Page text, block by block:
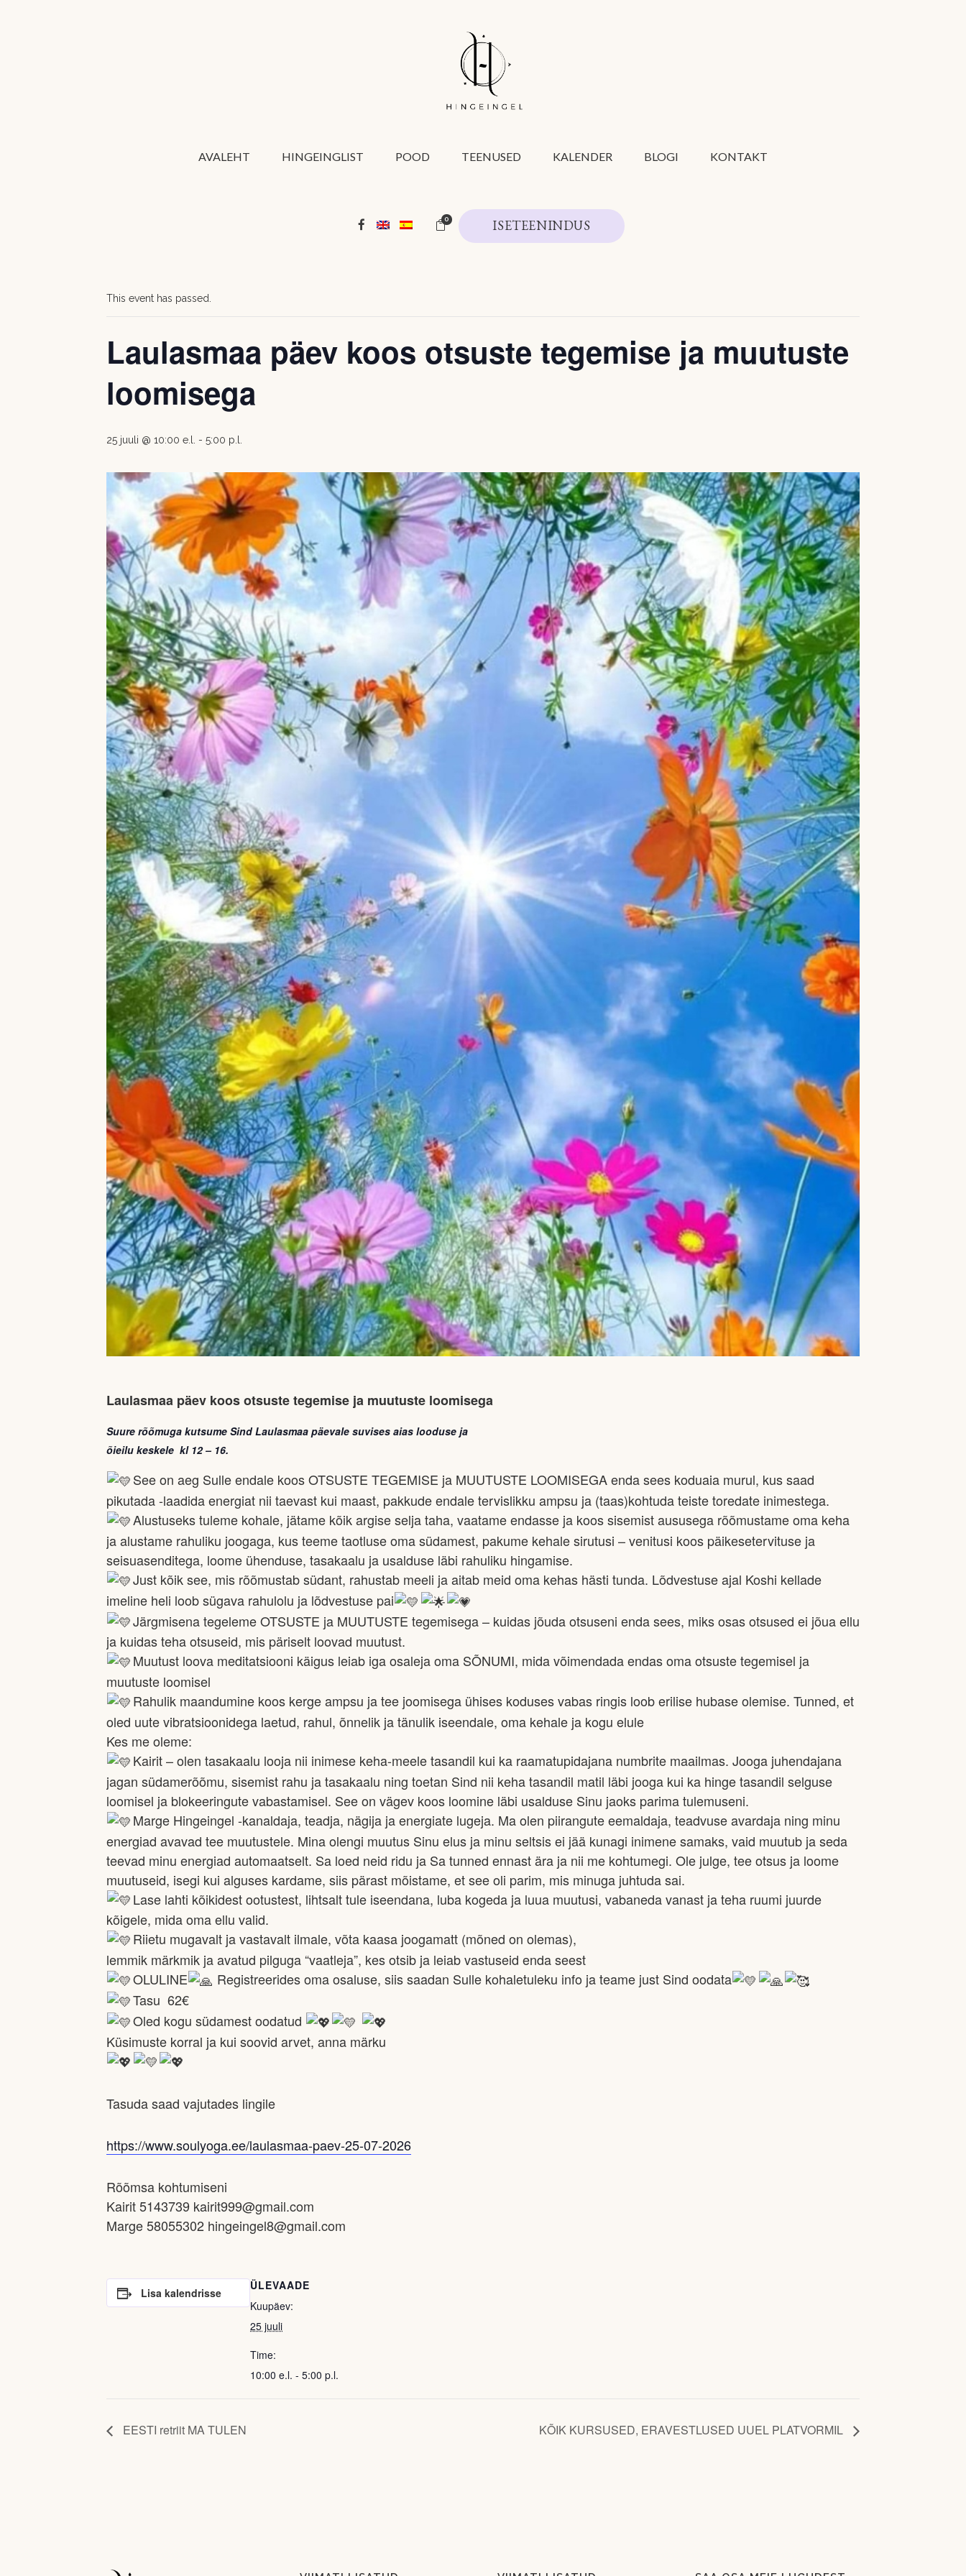
AVALEHT HINGEINGLIST POOD TEENUSED KALENDER BLOGI KONTAKT
0 ISETEENINDUS
This event has passed.
Laulasmaa päev koos otsuste tegemise ja muutuste
loomisega
25 juuli @ 10:00 e.l. - 5:00 p.l.
Laulasmaa päev koos otsuste tegemise ja muutuste loomisega
Suure rõõmuga kutsume Sind Laulasmaa päevale suvises aias looduse ja
õieilu keskele kl 12 – 16.
See on aeg Sulle endale koos OTSUSTE TEGEMISE ja MUUTUSTE LOOMISEGA enda sees koduaia murul, kus saad
pikutada -laadida energiat nii taevast kui maast, pakkude endale tervislikku ampsu ja (taas)kohtuda teiste toredate inimestega.
Alustuseks tuleme kohale, jätame kõik argise selja taha, vaatame endasse ja koos sisemist aususega rõõmustame oma keha
ja alustame rahuliku joogaga, kus teeme taotluse oma südamest, pakume kehale sirutusi – venitusi koos päikesetervituse ja
seisuasenditega, loome ühenduse, tasakaalu ja usalduse läbi rahuliku hingamise.
Just kõik see, mis rõõmustab südant, rahustab meeli ja aitab meid oma kehas hästi tunda. Lõdvestuse ajal Koshi kellade
imeline heli loob sügava rahulolu ja lõdvestuse pai
Järgmisena tegeleme OTSUSTE ja MUUTUSTE tegemisega – kuidas jõuda otsuseni enda sees, miks osas otsused ei jõua ellu
ja kuidas teha otsuseid, mis päriselt loovad muutust.
Muutust loova meditatsiooni käigus leiab iga osaleja oma SÕNUMI, mida võimendada endas oma otsuste tegemisel ja
muutuste loomisel
Rahulik maandumine koos kerge ampsu ja tee joomisega ühises koduses vabas ringis loob erilise hubase olemise. Tunned, et
oled uute vibratsioonidega laetud, rahul, õnnelik ja tänulik iseendale, oma kehale ja kogu elule
Kes me oleme:
Kairit – olen tasakaalu looja nii inimese keha-meele tasandil kui ka raamatupidajana numbrite maailmas. Jooga juhendajana
jagan südamerõõmu, sisemist rahu ja tasakaalu ning toetan Sind nii keha tasandil matil läbi jooga kui ka hinge tasandil selguse
loomisel ja blokeeringute vabastamisel. See on vägev koos loomine läbi usalduse Sinu jaoks parima tulemuseni.
Marge Hingeingel -kanaldaja, teadja, nägija ja energiate lugeja. Ma olen piirangute eemaldaja, teadvuse avardaja ning minu
energiad avavad tee muutustele. Mina olengi muutus Sinu elus ja minu seltsis ei jää kunagi inimene samaks, vaid muutub ja seda
teevad minu energiad automaatselt. Sa loed neid ridu ja Sa tunned ennast ära ja nii me kohtumegi. Ole julge, tee otsus ja loome
muutuseid, isegi kui alguses kardame, siis pärast mõistame, et see oli parim, mis minuga juhtuda sai.
Lase lahti kõikidest ootustest, lihtsalt tule iseendana, luba kogeda ja luua muutusi, vabaneda vanast ja teha ruumi juurde
kõigele, mida oma ellu valid.
Riietu mugavalt ja vastavalt ilmale, võta kaasa joogamatt (mõned on olemas),
lemmik märkmik ja avatud pilguga “vaatleja”, kes otsib ja leiab vastuseid enda seest
OLULINE
Registreerides oma osaluse, siis saadan Sulle kohaletuleku info ja teame just Sind oodata
Tasu 62€
Oled kogu südamest oodatud
Küsimuste korral ja kui soovid arvet, anna märku
Tasuda saad vajutades lingile
https://www.soulyoga.ee/laulasmaa-paev-25-07-2026
Rõõmsa kohtumiseni
Kairit 5143739 kairit999@gmail.com
Marge 58055302 hingeingel8@gmail.com
Lisa kalendrisse
ÜLEVAADE
Kuupäev:
25 juuli
Time:
10:00 e.l. - 5:00 p.l.
EESTI retriit MA TULEN KÕIK KURSUSED, ERAVESTLUSED UUEL PLATVORMIL